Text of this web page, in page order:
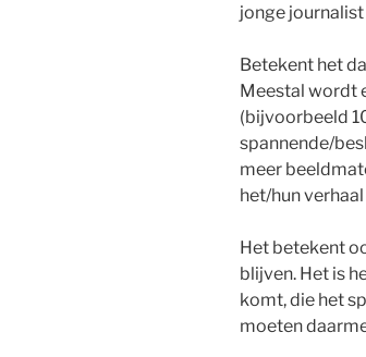
jonge journalist
Betekent het
Meestal wordt
(bijvoorbeeld
spannende/
meer
het/hun
Het betekent
blijven. Het is
komt, die het
moeten